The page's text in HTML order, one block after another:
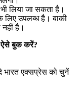
लिया जा सकता है।
लिए उपलब्ध है। बाकी
है।
ऐसे बुक करें?
भारत एक्सप्रेस को चुनें